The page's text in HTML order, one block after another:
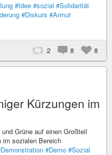
#Idee #sozial #Solidarität
#Diskurs #Armut
2 8 8
Kürzungen im
Grüne auf einen Großteil
im sozialen Bereich
#Demo #Sozial